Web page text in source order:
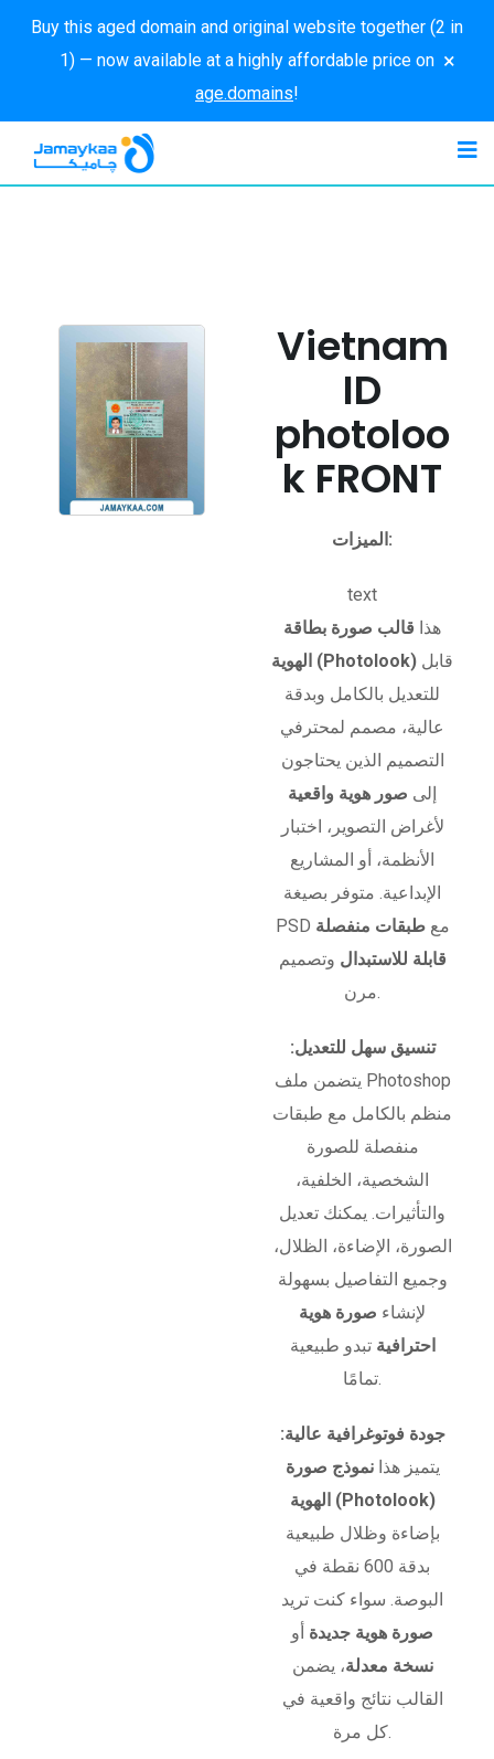
Buy this aged domain and original website together (2 in
1) — now available at a highly affordable price on
age.domains!
×
Vietnam
ID
photoloo
k FRONT
الميزات:
text
هذا قالب صورة بطاقة
الهوية (Photolook)
للتعديل بالكامل وبدقة
عالية، مصمم لمحترفي
التصميم الذين يحتاجون
إلى صور هوية واقعية
لأغراض التصوير، اختبار
الأنظمة، أو المشاريع
الإبداعية. متوفر بصيغة
PSD معطبقات منفصلة
قابلة للاستبدال وتصميم
مرن.
تنسيق سهل للتعديل:
يتضمن ملف Photoshop
منظم بالكامل مع طبقات
منفصلة للصورة
الشخصية، الخلفية،
والتأثيرات. يمكنك تعديل
الصورة، الإضاءة، الظلال،
وجميع التفاصيل بسهولة
لإنشاء صورة هوية
احترافية تبدو طبيعية
تمامًا.
جودة فوتوغرافية عالية:
يتميز هذانموذج صورة
الهوية (Photolook)
بإضاءة وظلال طبيعية
بدقة 600 نقطة في
البوصة. سواء كنت تريد
صورة هوية جديدة أو
نسخة معدلة، يضمن
القالب نتائج واقعية في
كل مرة.